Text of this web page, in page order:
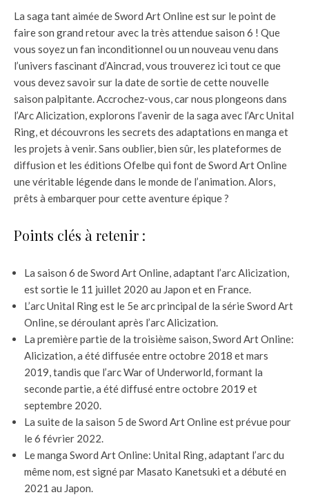
La saga tant aimée de Sword Art Online est sur le point de
faire son grand retour avec la très attendue saison 6 ! Que
vous soyez un fan inconditionnel ou un nouveau venu dans
l’univers fascinant d’Aincrad, vous trouverez ici tout ce que
vous devez savoir sur la date de sortie de cette nouvelle
saison palpitante. Accrochez-vous, car nous plongeons dans
l’Arc Alicization, explorons l’avenir de la saga avec l’Arc Unital
Ring, et découvrons les secrets des adaptations en manga et
les projets à venir. Sans oublier, bien sûr, les plateformes de
diffusion et les éditions Ofelbe qui font de Sword Art Online
une véritable légende dans le monde de l’animation. Alors,
prêts à embarquer pour cette aventure épique ?
Points clés à retenir :
La saison 6 de Sword Art Online, adaptant l’arc Alicization,
est sortie le 11 juillet 2020 au Japon et en France.
L’arc Unital Ring est le 5e arc principal de la série Sword Art
Online, se déroulant après l’arc Alicization.
La première partie de la troisième saison, Sword Art Online:
Alicization, a été diffusée entre octobre 2018 et mars
2019, tandis que l’arc War of Underworld, formant la
seconde partie, a été diffusé entre octobre 2019 et
septembre 2020.
La suite de la saison 5 de Sword Art Online est prévue pour
le 6 février 2022.
Le manga Sword Art Online: Unital Ring, adaptant l’arc du
même nom, est signé par Masato Kanetsuki et a débuté en
2021 au Japon.